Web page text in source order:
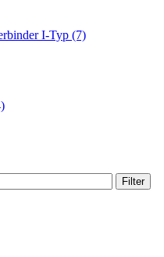
I-Typ (7)
Filter